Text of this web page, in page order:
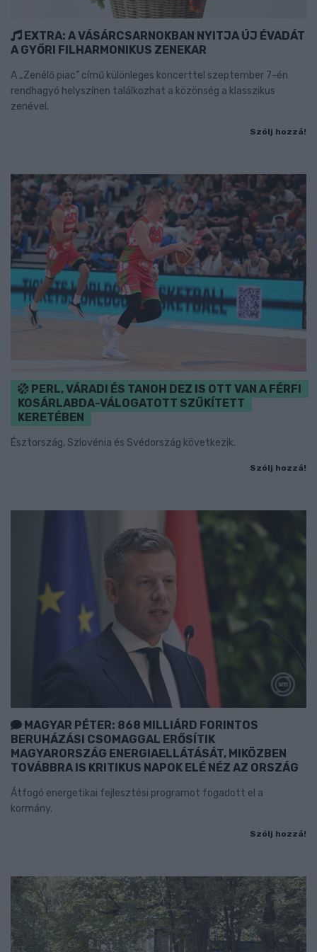
EXTRA: A VÁSÁRCSARNOKBAN NYITJA ÚJ ÉVADÁT
A GYŐRI FILHARMONIKUS ZENEKAR
A „Zenélő piac” című különleges koncerttel szeptember 7-én
rendhagyó helyszínen találkozhat a közönség a klasszikus
zenével.
Szólj hozzá!
PERL, VÁRADI ÉS TANOH DEZ IS OTT VAN A FÉRFI
KOSÁRLABDA-VÁLOGATOTT SZŰKÍTETT
KERETÉBEN
Észtország, Szlovénia és Svédország következik.
Szólj hozzá!
MAGYAR PÉTER: 868 MILLIÁRD FORINTOS
BERUHÁZÁSI CSOMAGGAL ERŐSÍTIK
MAGYARORSZÁG ENERGIAELLÁTÁSÁT, MIKÖZBEN
TOVÁBBRA IS KRITIKUS NAPOK ELÉ NÉZ AZ ORSZÁG
Átfogó energetikai fejlesztési programot fogadott el a
kormány.
Szólj hozzá!